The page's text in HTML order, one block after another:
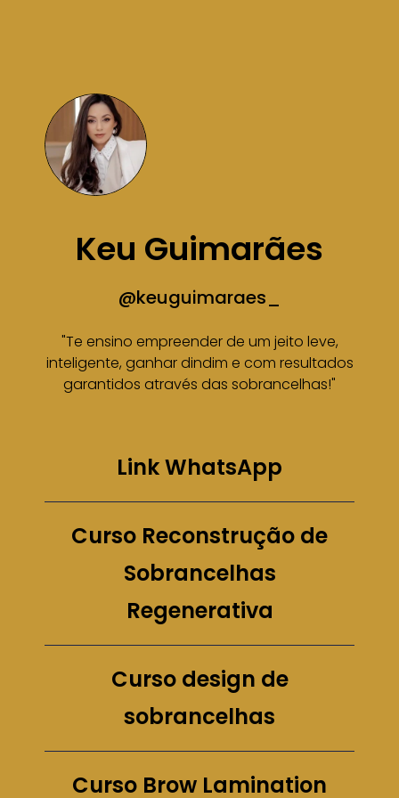
Keu Guimarães
@keuguimaraes_
"Te ensino empreender de um jeito leve,
inteligente, ganhar dindim e com resultados
garantidos através das sobrancelhas!"​
Link WhatsApp
Curso Reconstrução de
Sobrancelhas
Regenerativa
Curso design de
sobrancelhas
Curso Brow Lamination